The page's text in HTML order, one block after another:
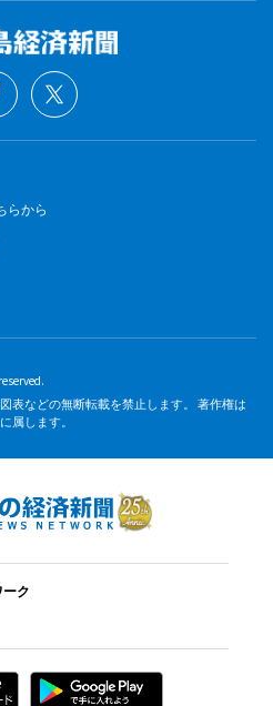
らから
表などの無断転載を禁止します。 著作権は
属します。
ク